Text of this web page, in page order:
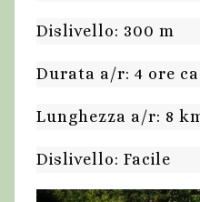
Dislivello: 300 m
Durata a/r: 4 ore ca
Lunghezza a/r: 8
Dislivello: Facile